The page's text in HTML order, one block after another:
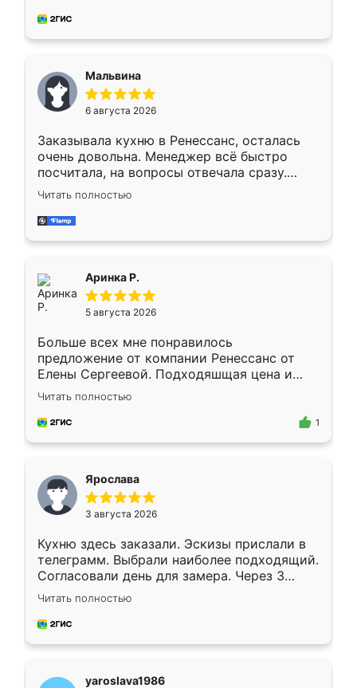
за день, ребята работали аккуратно, даже
Мальвина
6 августа 2026
Заказывала кухню в Ренессанс, осталась
очень довольна. Менеджер всё быстро
посчитала, на вопросы отвечала сразу.
Замерщик приехал в субботу, подошёл к
делу со всей ответственностью. Собрали
за день, ребята работали аккуратно, даже
Читать полностью
Аринка Р.
5 августа 2026
Больше всех мне понравилось
предложение от компании Ренессанс от
Елены Сергеевой. Подходяшщая цена и
короткие сроки изготовления. Приехавший
для замера сотрудник Владислав
предложил по моему эскизу самый
Читать полностью
1
Ярослава
3 августа 2026
Кухню здесь заказали. Эскизы прислали в
телеграмм. Выбрали наиболее подходящий.
Согласовали день для замера. Через 3
недели кухня была уже готова. Остались
довольны работой. Спасибо Ренессанс
мебель за качественную работу!
Читать полностью
yaroslava1986